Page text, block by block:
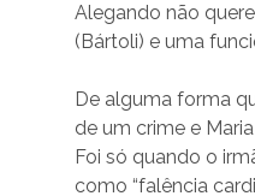
Alegando não
(Bártoli) e uma
De alguma forma
de um crime e
Foi só quando o
como “falência